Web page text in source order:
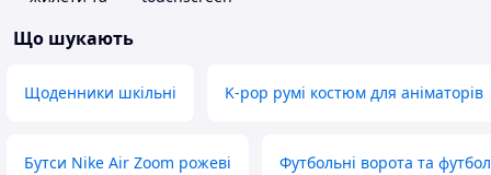
без плит
Що шукають
Щоденники шкільні K-pop румі костюм для аніматорів
Бутси Nike Air Zoom рожеві Футбольні ворота та